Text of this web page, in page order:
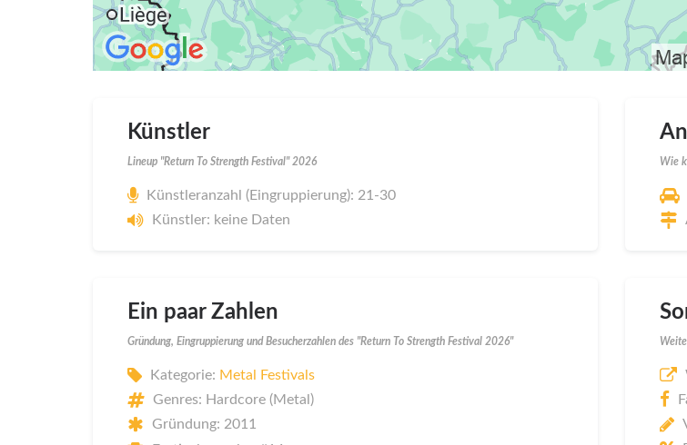
Künstler
Lineup "Return To Strength Festival" 2026
Künstleranzahl (Eingruppierung): 21-30
Künstler: keine Daten
Wie
Ein paar Zahlen
Gründung, Eingruppierung und Besucherzahlen des "Return To Strength Festival 2026"
Kategorie: Metal Festivals
Genres: Hardcore (Metal)
Gründung: 2011